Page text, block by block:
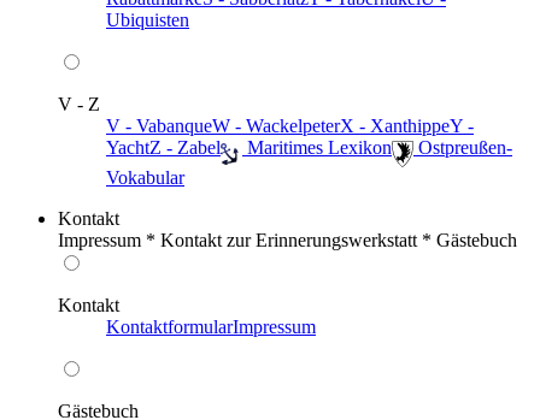
Ubiquisten
V - Z
V - VabanqueW - WackelpeterX - XanthippeY -
YachtZ - Zabel ️ Maritimes Lexikon
️ Ostpreußen-
Vokabular
Kontakt
Impressum * Kontakt zur Erinnerungswerkstatt * Gästebuch
Kontakt
KontaktformularImpressum
Gästebuch